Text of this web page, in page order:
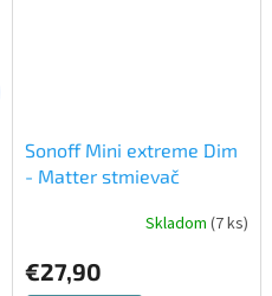
Sonoff Mini extreme Dim
- Matter stmievač
Skladom(7 ks)
€27,90